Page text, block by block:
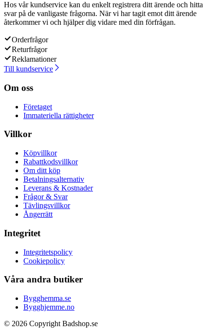
Hos vår kundservice kan du enkelt registrera ditt ärende och hitta
svar på de vanligaste frågorna. När vi har tagit emot ditt ärende
återkommer vi och hjälper dig vidare med din förfrågan.
Orderfrågor
Returfrågor
Reklamationer
Till kundservice
Om oss
Företaget
Immateriella rättigheter
Villkor
Köpvillkor
Rabattkodsvillkor
Om ditt köp
Betalningsalternativ
Leverans & Kostnader
Frågor & Svar
Tävlingsvillkor
Ångerrätt
Integritet
Integritetspolicy
Cookiepolicy
Våra andra butiker
Bygghemma.se
Bygghjemme.no
© 2026 Copyright Badshop.se